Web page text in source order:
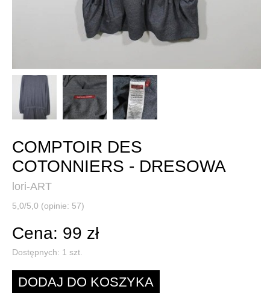
COMPTOIR DES
COTONNIERS - DRESOWA
lori-ART
5,0/5,0 (opinie: 57)
Cena: 99 zł
Dostępnych: 1 szt.